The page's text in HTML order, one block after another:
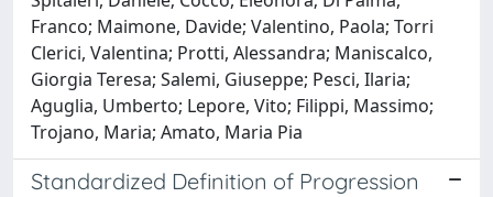
Franco; Maimone, Davide; Valentino, Paola; Torri
Clerici, Valentina; Protti, Alessandra; Maniscalco,
Giorgia Teresa; Salemi, Giuseppe; Pesci, Ilaria;
Aguglia, Umberto; Lepore, Vito; Filippi, Massimo;
Trojano, Maria; Amato, Maria Pia
Standardized Definition of Progression